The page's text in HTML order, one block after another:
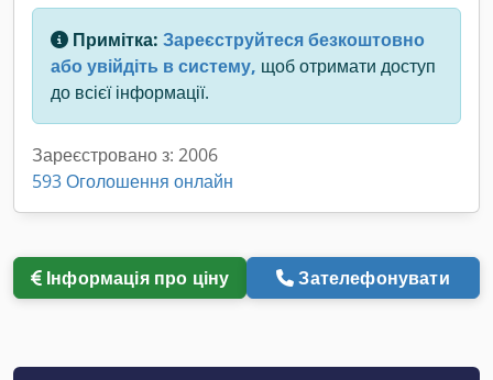
Примітка: Зареєструйтеся безкоштовно
або увійдіть в систему, щоб отримати доступ
до всієї інформації.
Зареєстровано з: 2006
593 Оголошення онлайн
Інформація про ціну Зателефонувати